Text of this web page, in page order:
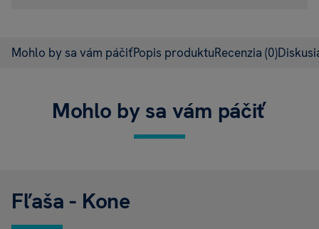
Mohlo by sa vám páčiťPopis produktuRecenzia (0)
Mohlo by sa vám páčiť
Fľaša - Kone